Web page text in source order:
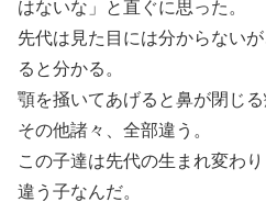
はないな」と直ぐに思った。
先代は見た目には分からない
ると分かる。
顎を掻いてあげると鼻が閉じる
その他諸々、全部違う。
この子達は先代の生まれ変わり
違う子なんだ。